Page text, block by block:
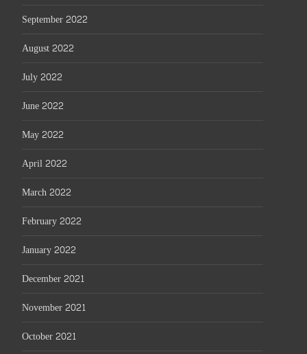
September 2022
August 2022
July 2022
June 2022
May 2022
April 2022
March 2022
February 2022
January 2022
December 2021
November 2021
October 2021